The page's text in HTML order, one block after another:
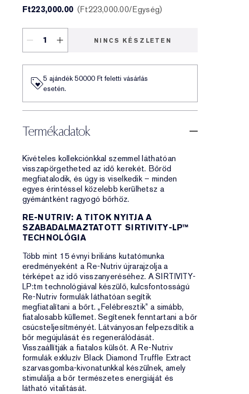
Ft223,000.00 Ft223,000.00/Egység
NINCS KÉSZLETEN
5 ajándék 50000​ Ft feletti vásárlás
esetén.
Termékadatok
Kivételes kollekciónkkal szemmel láthatóan
visszapörgetheted az idő kerekét. Bőröd
megfiatalodik, és úgy is viselkedik – minden
egyes érintéssel közelebb kerülhetsz a
gyémántként ragyogó bőrhöz.
RE-NUTRIV: A TITOK NYITJA A
SZABADALMAZTATOTT SIRTIVITY-LP™
TECHNOLÓGIA
Több mint 15 évnyi briliáns kutatómunka
eredményeként a Re-Nutriv újrarajzolja a
térképet az idő visszanyeréséhez. A SIRTIVITY-
LP:tm technológiával készülő, kulcsfontosságú
Re-Nutriv formulák láthatóan segítik
megfiatalítani a bőrt. „Felébresztik” a simább,
fiatalosabb küllemet. Segítenek fenntartani a bőr
csúcsteljesítményét. Látványosan felpezsdítik a
bőr megújulását és regenerálódását.
Visszaállítják a fiatalos külsőt. A Re-Nutriv
formulák exkluzív Black Diamond Truffle Extract
szarvasgomba-kivonatunkkal készülnek, amely
stimulálja a bőr természetes energiáját és
látható vitalitását.